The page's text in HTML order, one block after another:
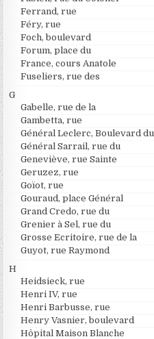
Ferrand, rue
Féry, rue
Foch, boulevard
Forum, place du
France, cours Anatole
Fuseliers, rue des
G
Gabelle, rue de la
Gambetta, rue
Général Leclerc, Boulevard du
Général Sarrail, rue du
Geneviève, rue Sainte
Geruzez, rue
Goïot, rue
Gouraud, place Général
Grand Credo, rue du
Grenier à Sel, rue du
Grosse Ecritoire, rue de la
Guyot, rue Raymond
H
Heidsieck, rue
Henri IV, rue
Henri Barbusse, rue
Henry Vasnier, boulevard
Hôpital Maison Blanche